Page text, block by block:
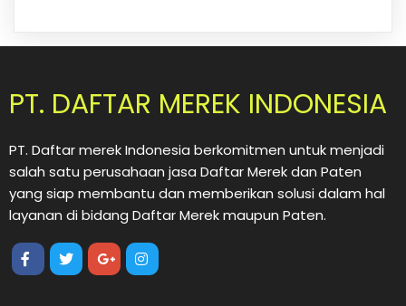
PT. DAFTAR MEREK INDONESIA
PT. Daftar merek Indonesia berkomitmen untuk menjadi
salah satu perusahaan jasa Daftar Merek dan Paten
yang siap membantu dan memberikan solusi dalam hal
layanan di bidang Daftar Merek maupun Paten.